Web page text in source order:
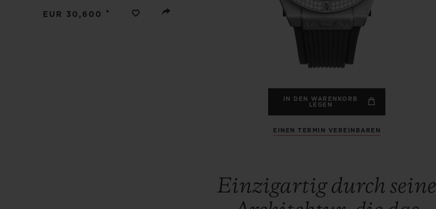
EUR 30,600 •
IN DEN WARENKORB
LEGEN
EINEN TERMIN VEREINBAREN
Einzigartig durch
BIG BANG BIG BANG
PEACH CERAMIC
HUBLOTISTA UND
GARANTIEVERLÄNGERUNG
VORAUSSICHTLICHE
LIEFERZEIT
KOSTENLOSE